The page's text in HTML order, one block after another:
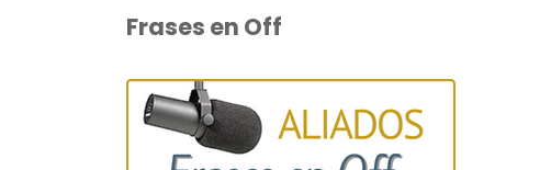
Frases en Off